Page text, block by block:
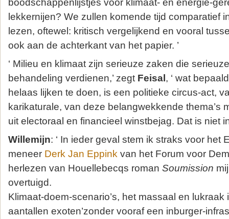
lekkernijen? We zullen komende tijd comparatief
lezen, oftewel: kritisch vergelijkend en vooral
ook aan de achterkant van het papier. ’
‘ Milieu en klimaat zijn serieuze zaken die
behandeling verdienen,’ zegt Feisal , ‘ wat
helaas lijken te doen, is een politieke circus-act,
karikaturale, van deze belangwekkende thema’s
uit electoraal en financieel winstbejag. Dat is niet
Willemijn: ‘ In ieder geval stem ik straks voor het
meneer Derk Jan Eppink van het Forum voor
herlezen van Houellebecqs roman Soumission
overtuigd.
Klimaat-doem-scenario’s, het massaal en
aantallen exoten’zonder vooraf een inburger-